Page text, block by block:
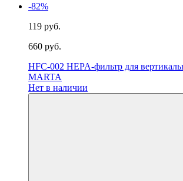
-82%
119 руб.
660 руб.
HFC-002 HEPA-фильтр для
MARTA
Нет в наличии